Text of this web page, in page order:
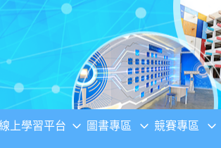
上學習平台 圖書專區 競賽專區